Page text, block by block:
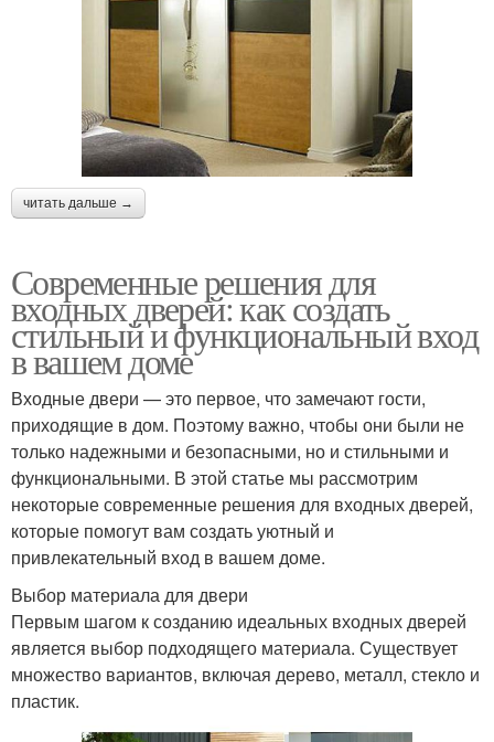
читать дальше →
Современные решения для
входных дверей: как создать
стильный и функциональный вход
в вашем доме
Входные двери — это первое, что замечают гости,
приходящие в дом. Поэтому важно, чтобы они были не
только надежными и безопасными, но и стильными и
функциональными. В этой статье мы рассмотрим
некоторые современные решения для входных дверей,
которые помогут вам создать уютный и
привлекательный вход в вашем доме.
Выбор материала для двери
Первым шагом к созданию идеальных входных дверей
является выбор подходящего материала. Существует
множество вариантов, включая дерево, металл, стекло и
пластик.